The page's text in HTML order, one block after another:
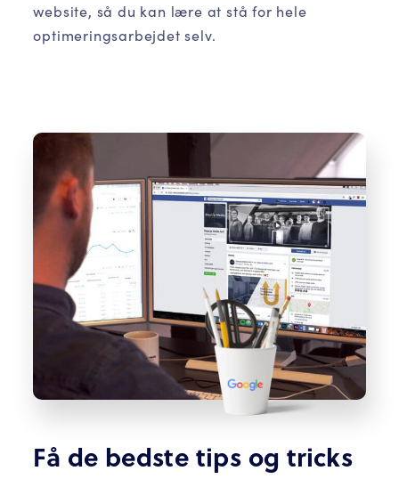
website, så du kan lære at stå for hele
optimeringsarbejdet selv.
Få de bedste tips og tricks